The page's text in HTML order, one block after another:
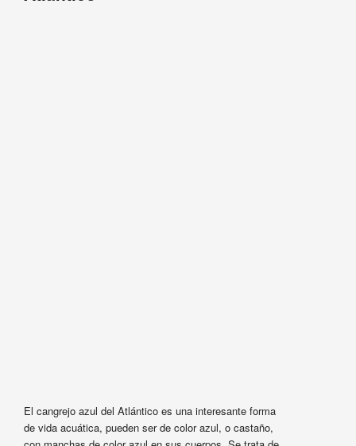
El cangrejo azul del Atlántico es una interesante forma
de vida acuática, pueden ser de color azul, o castaño,